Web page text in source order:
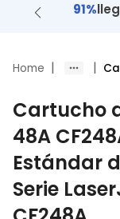
+
Home | |
Cartucho
48A
Estándar
Serie